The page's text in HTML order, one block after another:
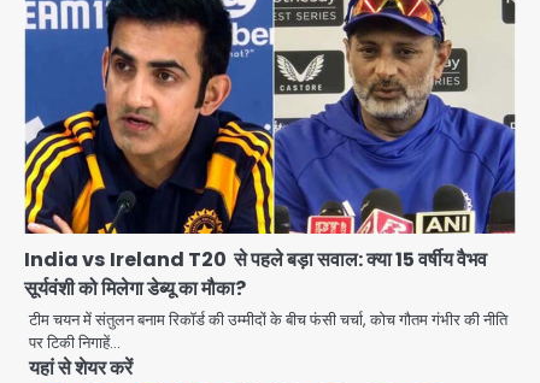
India vs Ireland T20 से पहले बड़ा सवाल: क्या 15 वर्षीय वैभव
सूर्यवंशी को मिलेगा डेब्यू का मौका?
टीम चयन में संतुलन बनाम रिकॉर्ड की उम्मीदों के बीच फंसी चर्चा, कोच गौतम गंभीर की नीति
पर टिकी निगाहें…
यहां से शेयर करें
3
Brijbhushan sexual assault
case: बृजभूषण सिंह बोले- संसद जरूर
लौटूंगा, हुई चरित्र हत्या की कोशिश, प्रियंका
गांधी को बरगलाया गया, यौन शोषण नहीं ‘गुड-
बैड टच’ का था मामला
jai hind janab
4
Patna violence: पटना में सड़क हादसे में
युवक की मौत के बाद भड़की हिंसा, उपद्रवियों ने
फूंकीं 10 गाड़ियां, ट्रैफिक पोस्ट और स्लीपर
बस भी जलाई, NH-30 जाम
jai hind janab
5
Green Arch Society: सेविअर ग्रीन
आर्च में दूषित पानी में मिला ई-कोलाई, अथॉरिटी